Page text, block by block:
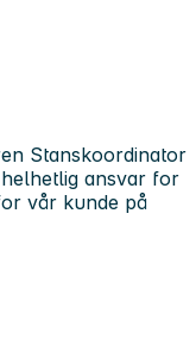
Stanskoordinator
ansvar for
vår kunde på